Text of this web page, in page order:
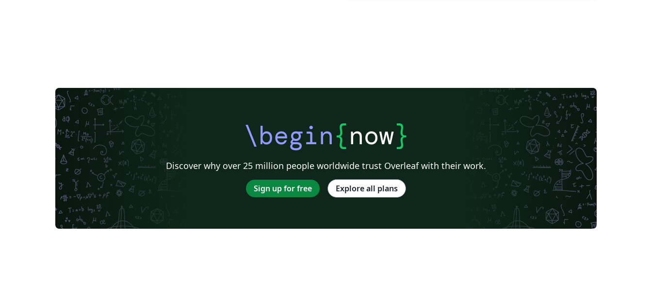
\begin{now}
Discover why over 25 million people worldwide trust Overleaf with their work.
Sign up for free Explore all plans